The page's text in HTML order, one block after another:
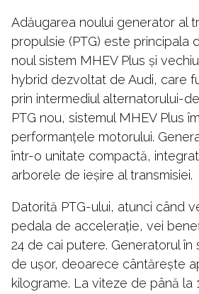
Adăugarea noului generator al
propulsie (PTG) este principala
noul sistem MHEV Plus și
hybrid dezvoltat de Audi, care
prin intermediul alternatorului-
PTG nou, sistemul MHEV Plus
performanțele motorului.
într-o unitate compactă,
arborele de ieșire al transmisiei.
Datorită PTG-ului, atunci când
pedala de accelerație, vei
24 de cai putere. Generatorul în
de ușor, deoarece cântărește
kilograme. La viteze de până la